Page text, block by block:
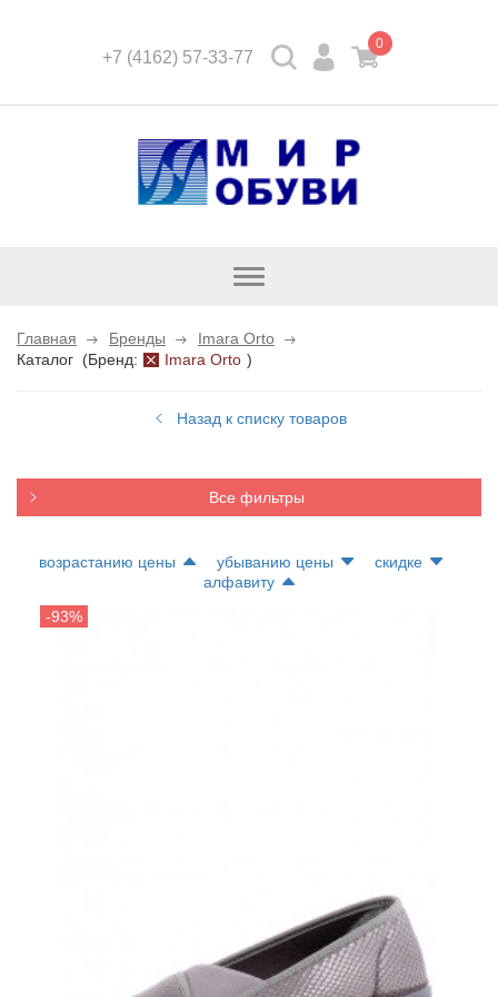
+7 (4162) 57-33-77
0
Открыть
Главная Бренды
Imara Orto
Каталог (Бренд: Imara Orto )
Назад к списку товаров
Все фильтры
возрастанию цены убыванию цены
скидке
алфавиту